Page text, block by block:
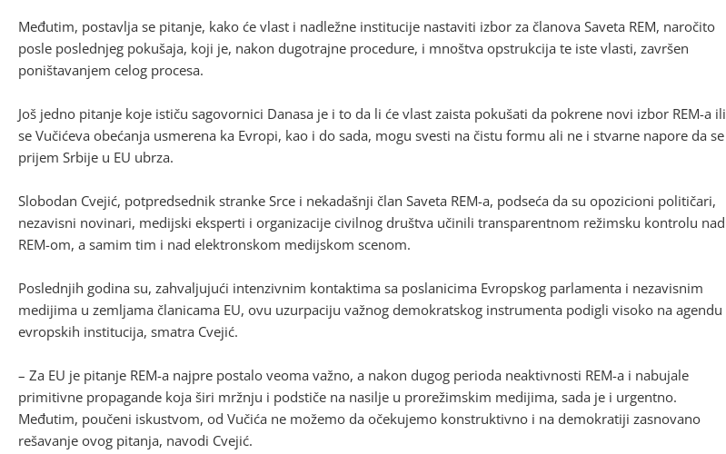
Međutim, postavlja se pitanje, kako će vlast i nadležne institucije nastaviti izbor za članova Saveta REM, naročito
posle poslednjeg pokušaja, koji je, nakon dugotrajne procedure, i mnoštva opstrukcija te iste vlasti, završen
poništavanjem celog procesa.
Još jedno pitanje koje ističu sagovornici Danasa je i to da li će vlast zaista pokušati da pokrene novi izbor REM-a ili
se Vučićeva obećanja usmerena ka Evropi, kao i do sada, mogu svesti na čistu formu ali ne i stvarne napore da se
prijem Srbije u EU ubrza.
Slobodan Cvejić, potpredsednik stranke Srce i nekadašnji član Saveta REM-a, podseća da su opozicioni političari,
nezavisni novinari, medijski eksperti i organizacije civilnog društva učinili transparentnom režimsku kontrolu nad
REM-om, a samim tim i nad elektronskom medijskom scenom.
Poslednjih godina su, zahvaljujući intenzivnim kontaktima sa poslanicima Evropskog parlamenta i nezavisnim
medijima u zemljama članicama EU, ovu uzurpaciju važnog demokratskog instrumenta podigli visoko na agendu
evropskih institucija, smatra Cvejić.
– Za EU je pitanje REM-a najpre postalo veoma važno, a nakon dugog perioda neaktivnosti REM-a i nabujale
primitivne propagande koja širi mržnju i podstiče na nasilje u prorežimskim medijima, sada je i urgentno.
Međutim, poučeni iskustvom, od Vučića ne možemo da očekujemo konstruktivno i na demokratiji zasnovano
rešavanje ovog pitanja, navodi Cvejić.